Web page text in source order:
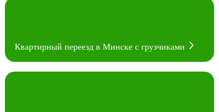
Квартирный переезд в Минске с грузчиками